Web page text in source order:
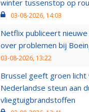
winter tussenstop op
03-08-2026, 14:03
Netflix publiceert
over problemen bij
03-08-2026, 13:22
Brussel geeft groen licht
Nederlandse steun aan
vliegtuigbrandstoffen